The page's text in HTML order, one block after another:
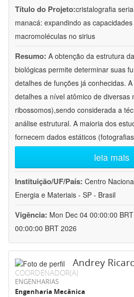
Título do Projeto:cristalografia
manacá: expandindo as
macromoléculas no sirius
Resumo: A obtenção da estrutura
biológicas permite determinar suas
detalhes de funções já conhecidas.
detalhes a nível atômico de diversas
ribossomos),sendo considerada a
análise estrutural. A maioria dos
fornecem dados estáticos
leia mais
Instituição/UF/País: Centro
Energia e Materiais - SP - Brasil
Vigência: Mon Dec 04 00:00:00
00:00:00 BRT 2026
Andrey
COORDENADOR(A)
ENGENHARIAS
Engenharia Mecânica